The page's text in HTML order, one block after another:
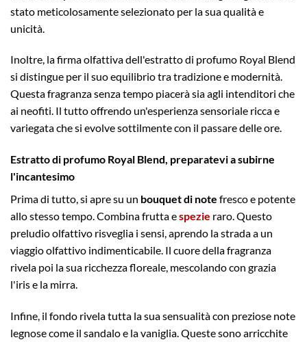
stato meticolosamente selezionato per la sua qualità e
unicità.
Inoltre, la firma olfattiva dell'estratto di profumo Royal Blend
si distingue per il suo equilibrio tra tradizione e modernità.
Questa fragranza senza tempo piacerà sia agli intenditori che
ai neofiti. Il tutto offrendo un'esperienza sensoriale ricca e
variegata che si evolve sottilmente con il passare delle ore.
Estratto di profumo Royal Blend, preparatevi a subirne
l'incantesimo
Prima di tutto, si apre su un bouquet di note fresco e potente
allo stesso tempo. Combina frutta espezie raro. Questo
preludio olfattivo risveglia i sensi, aprendo la strada a un
viaggio olfattivo indimenticabile. Il cuore della fragranza
rivela poi la sua ricchezza floreale, mescolando con grazia
l'iris e la mirra.
Infine, il fondo rivela tutta la sua sensualità con preziose note
legnose come il sandalo e la vaniglia. Queste sono arricchite